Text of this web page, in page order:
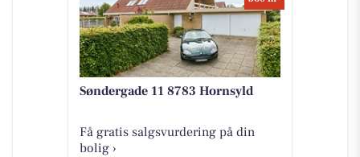
Søndergade 11 8783 Hornsyld
Få gratis salgsvurdering på din
bolig ›